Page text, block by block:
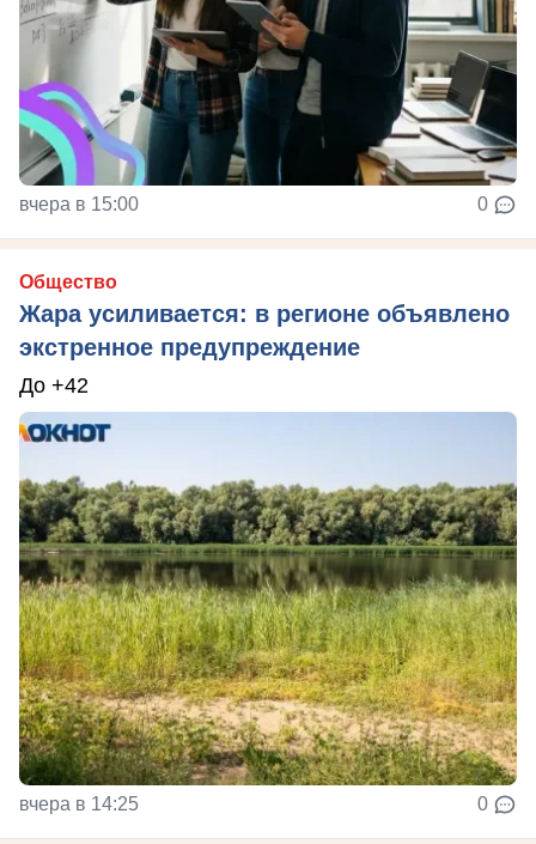
вчера в 15:00 0
Общество
Жара усиливается: в регионе объявлено
экстренное предупреждение
До +42
вчера в 14:25 0